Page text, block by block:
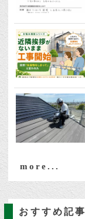
more...
おすすめ記事